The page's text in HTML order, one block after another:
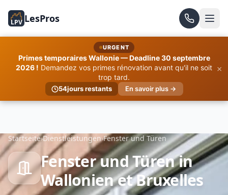
LPV LesPros
URGENT
Primes temporaires Wallonie — Deadline 30 septembre
2026 ! Demandez vos primes rénovation avant qu'il ne soit
trop tard.
54jours restants En savoir plus →
×
Startseite›Dienstleistungen›Fenster und Türen
Fenster und Türen in
Wallonien et Bruxelles